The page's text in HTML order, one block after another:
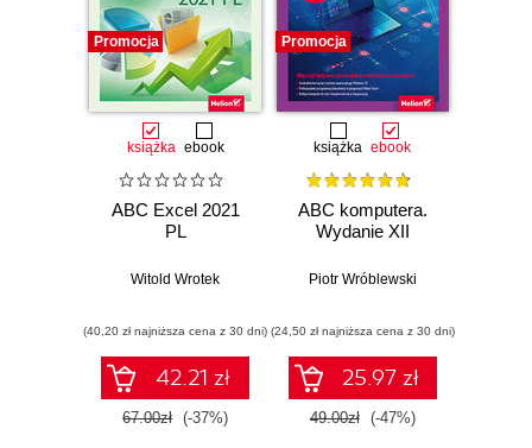
Promocja
książka ebook
ABC Excel 2021
PL
Witold Wrotek
(40,20 zł najniższa cena z 30 dni)
42.21 zł
67.00zł (-37%)
Promocja
książka ebook
ABC komputera.
Wydanie XII
Piotr Wróblewski
(24,50 zł najniższa cena z 30 dni)
25.97 zł
49.00zł (-47%)